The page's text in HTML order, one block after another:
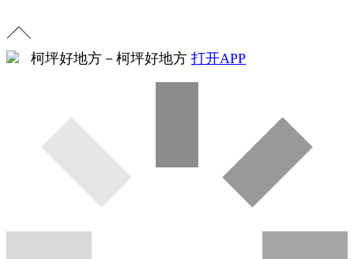
柯坪好地方 － 柯坪好地方 打开APP